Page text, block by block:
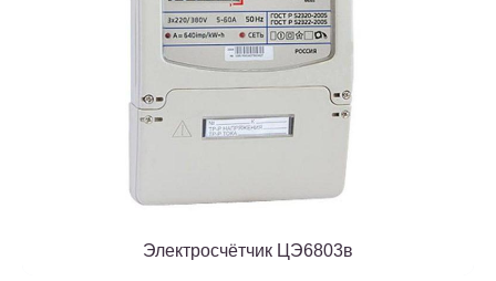
Электросчётчик ЦЭ6803в